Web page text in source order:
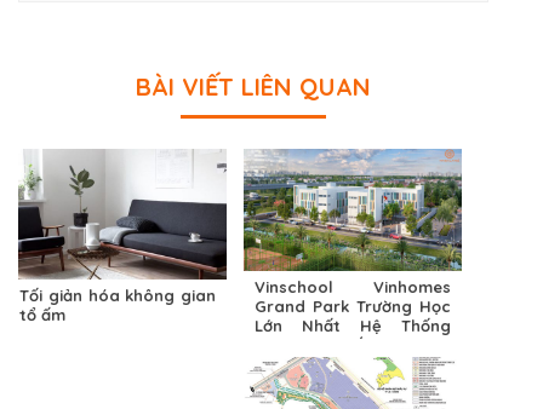
BÀI VIẾT LIÊN QUAN
Tối giản hóa không gian
tổ ấm
Vinschool Vinhomes
Grand Park Trường Học
Lớn Nhất Hệ Thống
Vinschool Sắp Sửa Ra
Mắt Cư Dân Khu Đô Thị